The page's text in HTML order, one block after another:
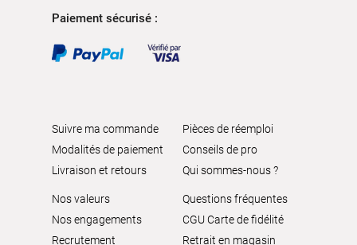
Paiement sécurisé :
Suivre ma commande
Modalités de paiement
Livraison et retours
Pièces de réemploi
Conseils de pro
Qui sommes-nous ?
Nos valeurs
Nos engagements
Recrutement
Questions fréquentes
CGU Carte de fidélité
Retrait en magasin